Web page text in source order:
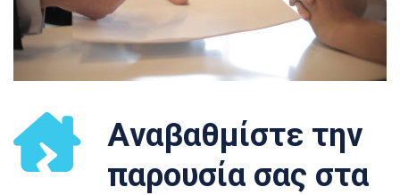
Aναβαθμίστε την
παρουσία σας στα